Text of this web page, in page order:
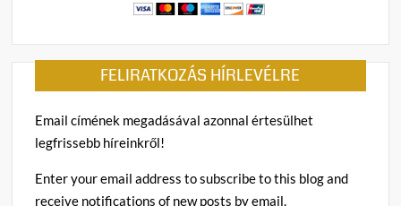
FELIRATKOZÁS HÍRLEVÉLRE
Email címének megadásával azonnal értesülhet
legfrissebb híreinkről!
Enter your email address to subscribe to this blog and
receive notifications of new posts by email.